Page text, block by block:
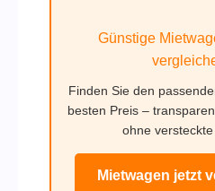
Günstige
Finden Sie den
besten Preis –
ohne
Mietwagen jetzt